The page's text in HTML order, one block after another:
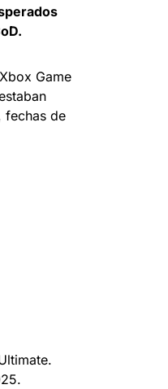
Game
fechas de